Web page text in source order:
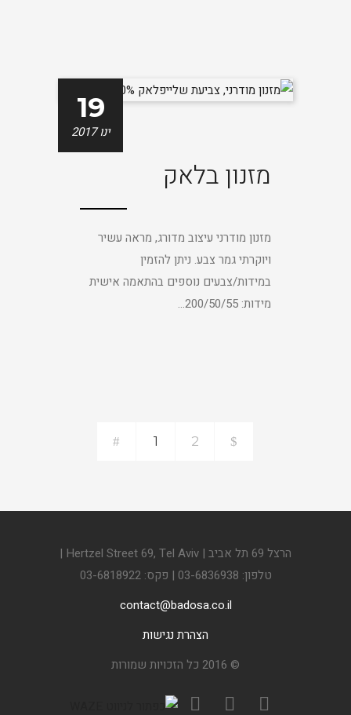
19
ינו 2017
מזנון בלאק
מזנון מודרני עיצוב מדורג, מראה עשיר
ויוקרתי גמר צבע. ניתן להזמין
במידות/צבעים נוספים בהתאמה אישית
מידות: 200/50/55...
1 2
הרצל 69 תל אביב | Hertzel Street 69, Tel Aviv |
טלפון: 03-6836938 | פקס: 03-6818922
contact@badosa.co.il
הצהרת נגישות
© 2016 כל הזכויות שמורות